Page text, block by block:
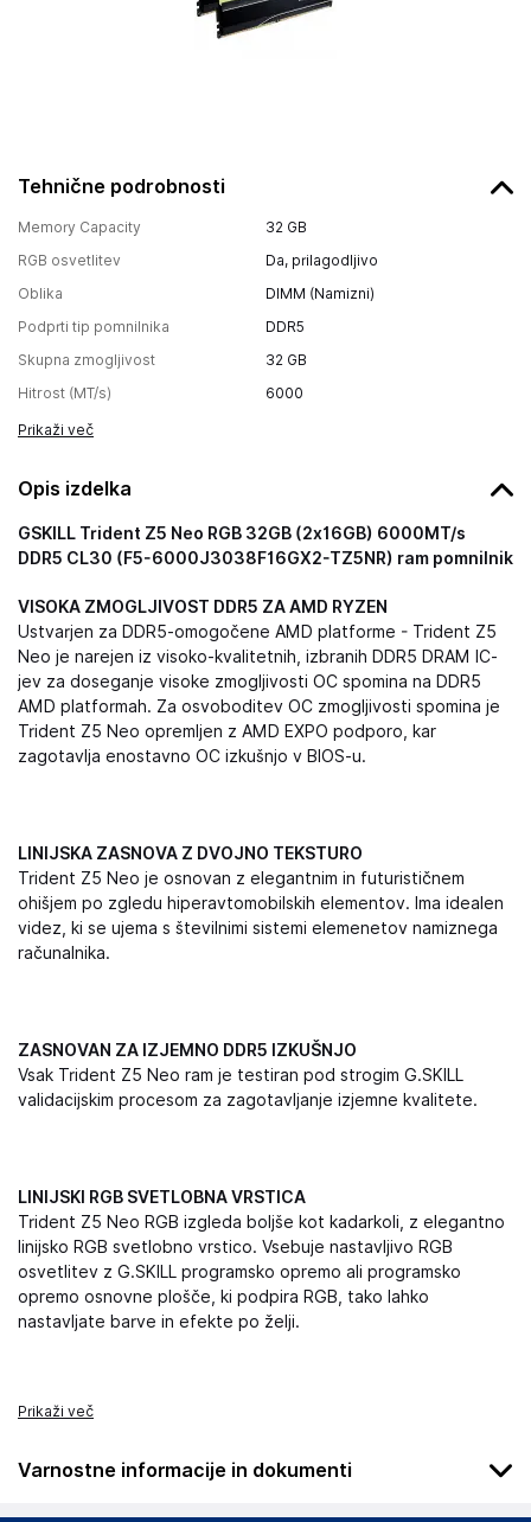
Tehnične podrobnosti
Memory Capacity
32 GB
RGB osvetlitev
Da, prilagodljivo
Oblika
DIMM (Namizni)
Podprti tip pomnilnika
DDR5
Skupna zmogljivost
32 GB
Hitrost (MT/s)
6000
Prikaži več
Opis izdelka
GSKILL Trident Z5 Neo RGB 32GB (2x16GB) 6000MT/s
DDR5 CL30 (F5-6000J3038F16GX2-TZ5NR) ram pomnilnik
VISOKA ZMOGLJIVOST DDR5 ZA AMD RYZEN
Ustvarjen za DDR5-omogočene AMD platforme - Trident Z5
Neo je narejen iz visoko-kvalitetnih, izbranih DDR5 DRAM IC-
jev za doseganje visoke zmogljivosti OC spomina na DDR5
AMD platformah. Za osvoboditev OC zmogljivosti spomina je
Trident Z5 Neo opremljen z AMD EXPO podporo, kar
zagotavlja enostavno OC izkušnjo v BIOS-u.
LINIJSKA ZASNOVA Z DVOJNO TEKSTURO
Trident Z5 Neo je osnovan z elegantnim in futurističnem
ohišjem po zgledu hiperavtomobilskih elementov. Ima idealen
videz, ki se ujema s številnimi sistemi elemenetov namiznega
računalnika.
ZASNOVAN ZA IZJEMNO DDR5 IZKUŠNJO
Vsak Trident Z5 Neo ram je testiran pod strogim G.SKILL
validacijskim procesom za zagotavljanje izjemne kvalitete.
LINIJSKI RGB SVETLOBNA VRSTICA
Trident Z5 Neo RGB izgleda boljše kot kadarkoli, z elegantno
linijsko RGB svetlobno vrstico. Vsebuje nastavljivo RGB
osvetlitev z G.SKILL programsko opremo ali programsko
opremo osnovne plošče, ki podpira RGB, tako lahko
nastavljate barve in efekte po želji.
Prikaži več
Varnostne informacije in dokumenti
Podatki o proizvajalcu